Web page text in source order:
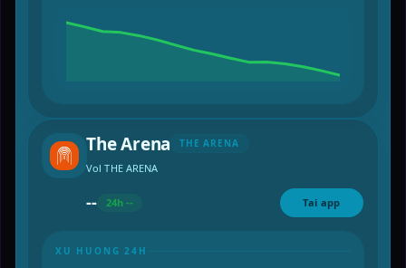
The Arena THE ARENA
Vol THE ARENA
-- 24h -- Tai app
XU HUONG 24H